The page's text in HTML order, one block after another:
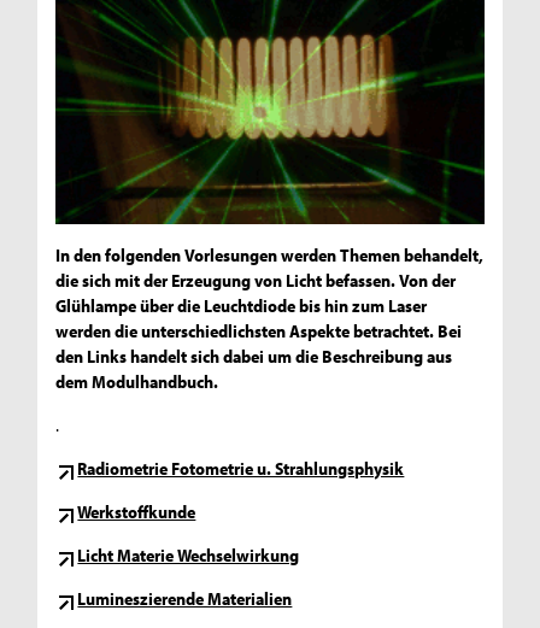
In den folgenden Vorlesungen werden Themen behandelt,
die sich mit der Erzeugung von Licht befassen. Von der
Glühlampe über die Leuchtdiode bis hin zum Laser
werden die unterschiedlichsten Aspekte betrachtet. Bei
den Links handelt sich dabei um die Beschreibung aus
dem Modulhandbuch.
.
Radiometrie Fotometrie u. Strahlungsphysik
Werkstoffkunde
Licht Materie Wechselwirkung
Lumineszierende Materialien